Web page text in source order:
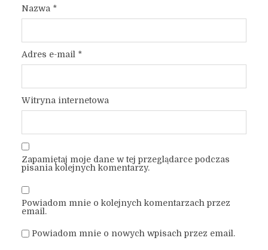
Nazwa *
Adres e-mail *
Witryna internetowa
Zapamiętaj moje dane w tej przeglądarce podczas
pisania kolejnych komentarzy.
Powiadom mnie o kolejnych komentarzach przez
email.
Powiadom mnie o nowych wpisach przez email.